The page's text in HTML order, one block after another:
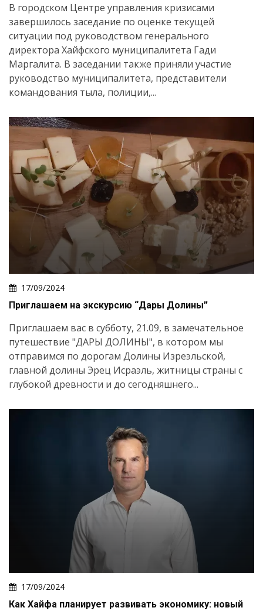
В городском Центре управления кризисами
завершилось заседание по оценке текущей
ситуации под руководством генерального
директора Хайфского муниципалитета Гади
Маргалита. В заседании также приняли участие
руководство муниципалитета, представители
командования тыла, полиции,...
17/09/2024
Приглашаем на экскурсию “Дары Долины”
Приглашаем вас в субботу, 21.09, в замечательное
путешествие "ДАРЫ ДОЛИНЫ", в котором мы
отправимся по дорогам Долины Изреэльской,
главной долины Эрец Исраэль, житницы страны с
глубокой древности и до сегодняшнего...
17/09/2024
Как Хайфа планирует развивать экономику: новый